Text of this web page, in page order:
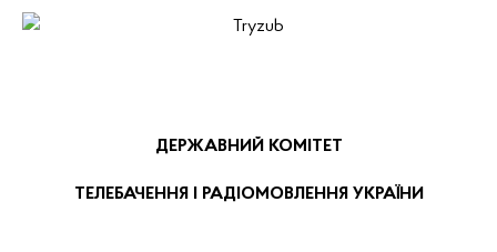
ДЕРЖАВНИЙ КОМІТЕТ
ТЕЛЕБАЧЕННЯ І РАДІОМОВЛЕННЯ УКРАЇНИ